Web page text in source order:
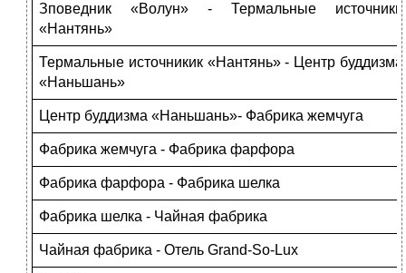
Зповедник «Волун» - Термальные источники
«Нантянь»
Термальные источникик «Нантянь» - Центр буддизма
«Наньшань»
Центр буддизма «Наньшань»- Фабрика жемчуга
Фабрика жемчуга - Фабрика фарфора
Фабрика фарфора - Фабрика шелка
Фабрика шелка - Чайная фабрика
Чайная фабрика - Отель Grand-So-Lux